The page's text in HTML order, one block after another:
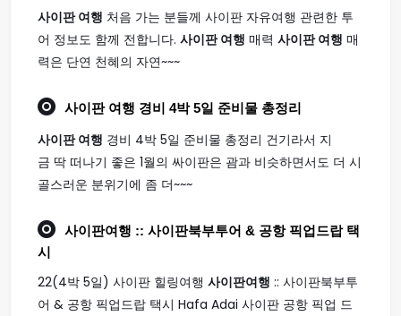
사이판 여행 처음 가는 분들께 사이판 자유여행 관련한 투
어 정보도 함께 전합니다. 사이판 여행 매력 사이판 여행 매
력은 단연 천혜의 자연~~~
사이판 여행 경비 4박 5일 준비물 총정리
사이판 여행 경비 4박 5일 준비물 총정리 건기라서 지
금 딱 떠나기 좋은 1월의 싸이판은 괌과 비슷하면서도 더 시
골스러운 분위기에 좀 더~~~
사이판여행 :: 사이판북부투어 & 공항 픽업드랍 택
시
22(4박 5일) 사이판 힐링여행 사이판여행 :: 사이판북부투
어 & 공항 픽업드랍 택시 Hafa Adai 사이판 공항 픽업 드